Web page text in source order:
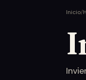
Inicio/